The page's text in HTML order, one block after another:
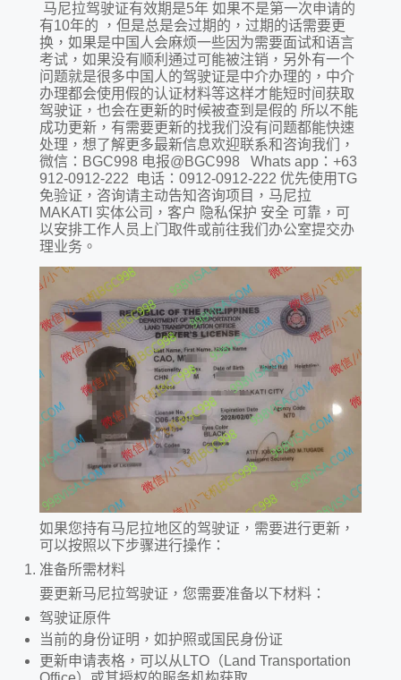
马尼拉驾驶证有效期是5年 如果不是第一次申请的
有10年的 ，但是总是会过期的，过期的话需要更
换，如果是中国人会麻烦一些因为需要面试和语言
考试，如果没有顺利通过可能被注销，另外有一个
问题就是很多中国人的驾驶证是中介办理的，中介
办理都会使用假的认证材料等这样才能短时间获取
驾驶证，也会在更新的时候被查到是假的 所以不能
成功更新，有需要更新的找我们没有问题都能快速
处理，想了解更多最新信息欢迎联系和咨询我们，
微信：BGC998 电报@BGC998 Whats app：+63
912-0912-222 电话：0912-0912-222 优先使用TG
免验证，咨询请主动告知咨询项目，马尼拉
MAKATI 实体公司，客户 隐私保护 安全 可靠，可
以安排工作人员上门取件或前往我们办公室提交办
理业务。
如果您持有马尼拉地区的驾驶证，需要进行更新，
可以按照以下步骤进行操作：
准备所需材料
要更新马尼拉驾驶证，您需要准备以下材料：
驾驶证原件
当前的身份证明，如护照或国民身份证
更新申请表格，可以从LTO（Land Transportation